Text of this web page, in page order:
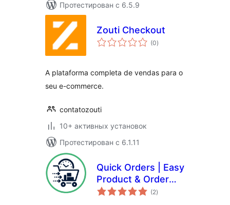
Протестирован с 6.5.9
Zouti Checkout
(0общий
рейтинг
)
A plataforma completa de vendas para o
seu e-commerce.
contatozouti
10+ активных установок
Протестирован с 6.1.11
Quick Orders | Easy
Product & Order
System
(2общий
рейтинг
)